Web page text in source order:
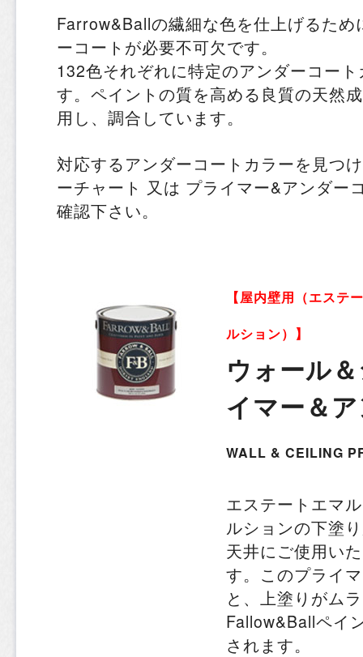
Farrow&Ballの繊細な色を仕上げるた
ーコートが必要不可欠です。
132色それぞれに特定のアンダーコー
す。ペイントの質を高める良質の天然
用し、調合しています。
対応するアンダーコートカラーを見つ
ーチャート 又は プライマー&アンダー
確認下さい。
【屋内壁用（エステ
ルション）】
ウォール
イマー＆
WALL & CEILING
エステートエマ
ルションの下塗
天井にご使用い
す。このプライ
と、上塗りがム
Fallow&Ballペイ
されます。